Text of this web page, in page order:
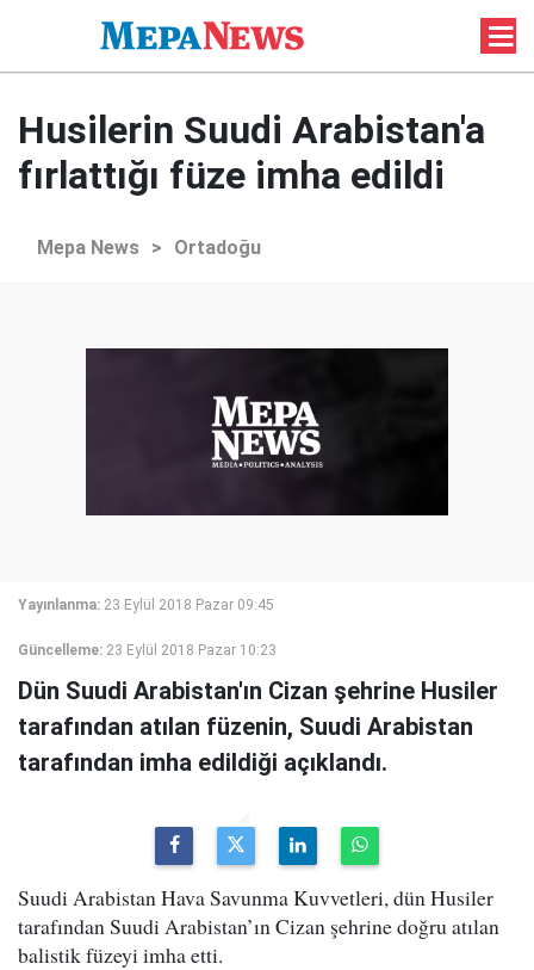
Husilerin Suudi Arabistan'a
fırlattığı füze imha edildi
Mepa News > Ortadoğu
Yayınlanma: 23 Eylül 2018 Pazar 09:45
Güncelleme: 23 Eylül 2018 Pazar 10:23
Dün Suudi Arabistan'ın Cizan şehrine Husiler
tarafından atılan füzenin, Suudi Arabistan
tarafından imha edildiği açıklandı.
Suudi Arabistan Hava Savunma Kuvvetleri, dün Husiler
tarafından Suudi Arabistan’ın Cizan şehrine doğru atılan
balistik füzeyi imha etti.